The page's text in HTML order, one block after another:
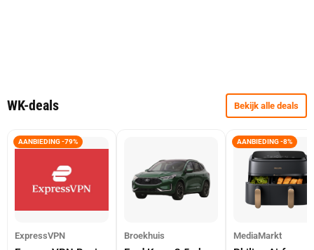
WK-deals Bekijk alle deals
AANBIEDING -79%
ExpressVPN Broekhuis
AANBIEDING -8%
MediaMarkt